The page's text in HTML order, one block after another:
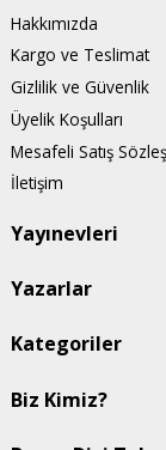
Hakkımızda
Kargo ve Teslimat
Gizlilik ve Güvenlik
Üyelik Koşulları
Mesafeli Satış
İletişim
Yayınevleri
Yazarlar
Kategoriler
Biz Kimiz?